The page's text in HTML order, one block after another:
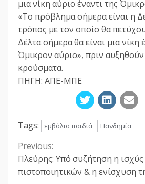
μια νίκη αύριο έναντι της
«Το πρόβλημα σήμερα είναι η
τρόπος με τον οποίο θα
Δέλτα σήμερα θα είναι μια νίκη
Όμικρον αύριο», πριν αυξηθούν
κρούσματα.
ΠΗΓΗ: ΑΠΕ-ΜΠΕ
Tags: εμβόλιο παιδιά Πανδημία
Continue
Reading
Previous:
Πλεύρης: Υπό συζήτηση η
πιστοποιητικών & η ενίσχυση